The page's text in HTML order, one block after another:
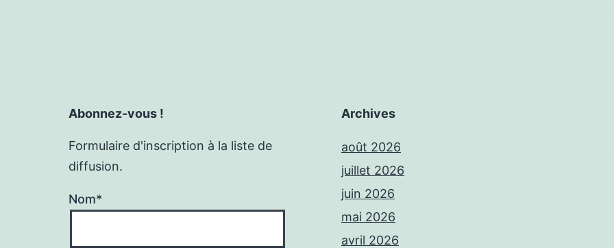
Abonnez-vous !
Formulaire d'inscription à la liste de
diffusion.
Nom*
Archives
août 2026
juillet 2026
juin 2026
mai 2026
avril 2026